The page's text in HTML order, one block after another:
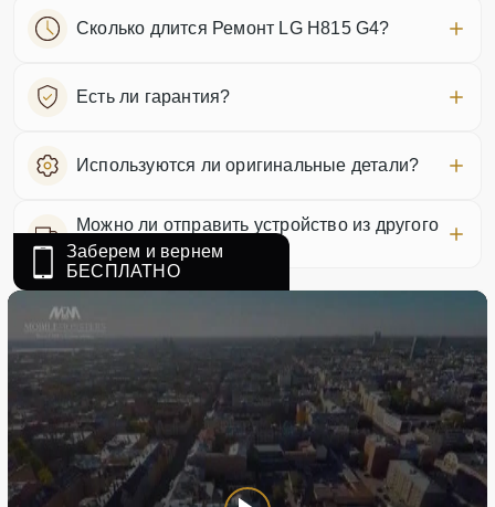
Сколько длится Ремонт LG H815 G4?
Есть ли гарантия?
Используются ли оригинальные детали?
Можно ли отправить устройство из другого
города?
Заберем и вернем
БЕСПЛАТНО